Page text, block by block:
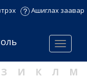
Ашиглах заавар
Menu
З И К Л
М